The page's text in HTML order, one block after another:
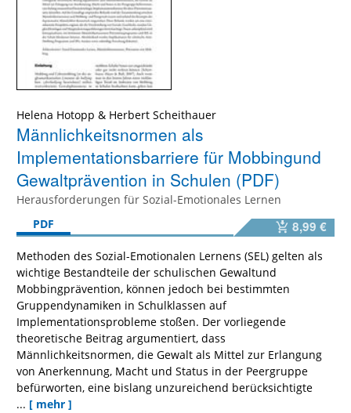
Helena Hotopp & Herbert Scheithauer
Männlichkeitsnormen als
Implementationsbarriere für Mobbingund
Gewaltprävention in Schulen (PDF)
Herausforderungen für Sozial-Emotionales Lernen
PDF
8,99 €
Methoden des Sozial-Emotionalen Lernens (SEL) gelten als
wichtige Bestandteile der schulischen Gewaltund
Mobbingprävention, können jedoch bei bestimmten
Gruppendynamiken in Schulklassen auf
Implementationsprobleme stoßen. Der vorliegende
theoretische Beitrag argumentiert, dass
Männlichkeitsnormen, die Gewalt als Mittel zur Erlangung
von Anerkennung, Macht und Status in der Peergruppe
befürworten, eine bislang unzureichend berücksichtigte
... [ mehr ]